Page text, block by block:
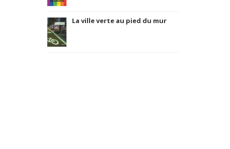
La ville verte au pied du mur